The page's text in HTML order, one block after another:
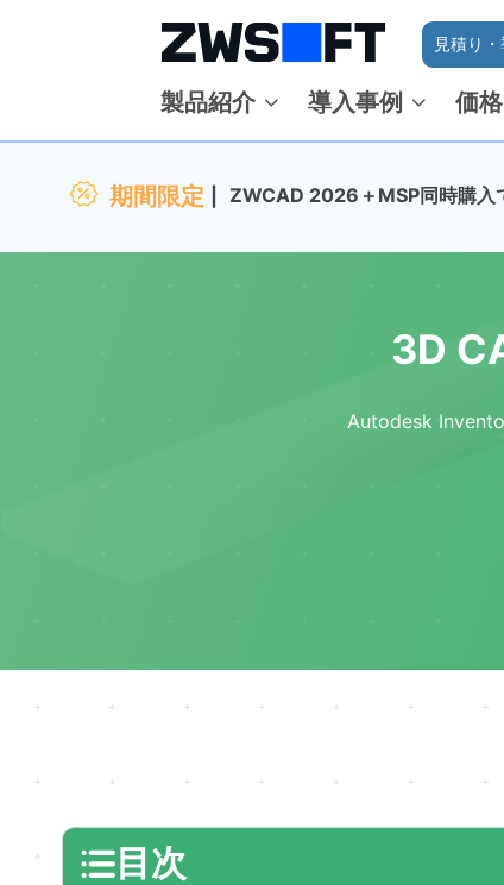
見積り
製品紹介 導入事例 価格
期間限定 ZWCAD 2026＋MSP同時購入
3D
Autodesk
目次